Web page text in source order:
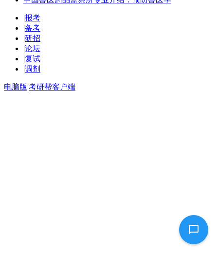
|报考
|备考
|研招
|论坛
|复试
|调剂
电脑版|考研帮客户端